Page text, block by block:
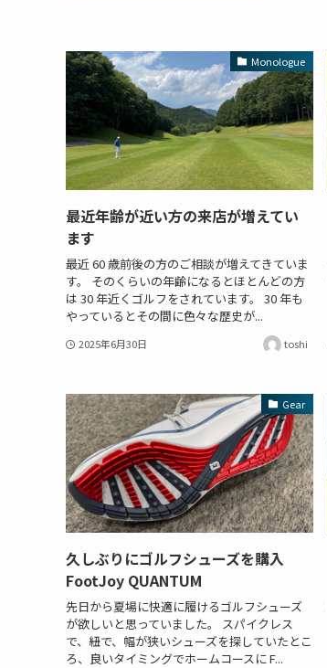
Monologue
最近年齢が近い方の来店が増えてい
ます
最近 60 歳前後の方のご相談が増えてきていま
す。 そのくらいの年齢になるとほとんどの方
は 30 年近くゴルフをされています。 30 年も
やっているとその間に色々な歴史が...
2025年6月30日 toshi
Gear
久しぶりにゴルフシューズを購入
FootJoy QUANTUM
先日から夏場に快適に履けるゴルフシューズ
が欲しいと思っていました。 スパイクレス
で、紐で、幅が狭いシューズを探していたとこ
ろ、良いタイミングでホームコースに F...